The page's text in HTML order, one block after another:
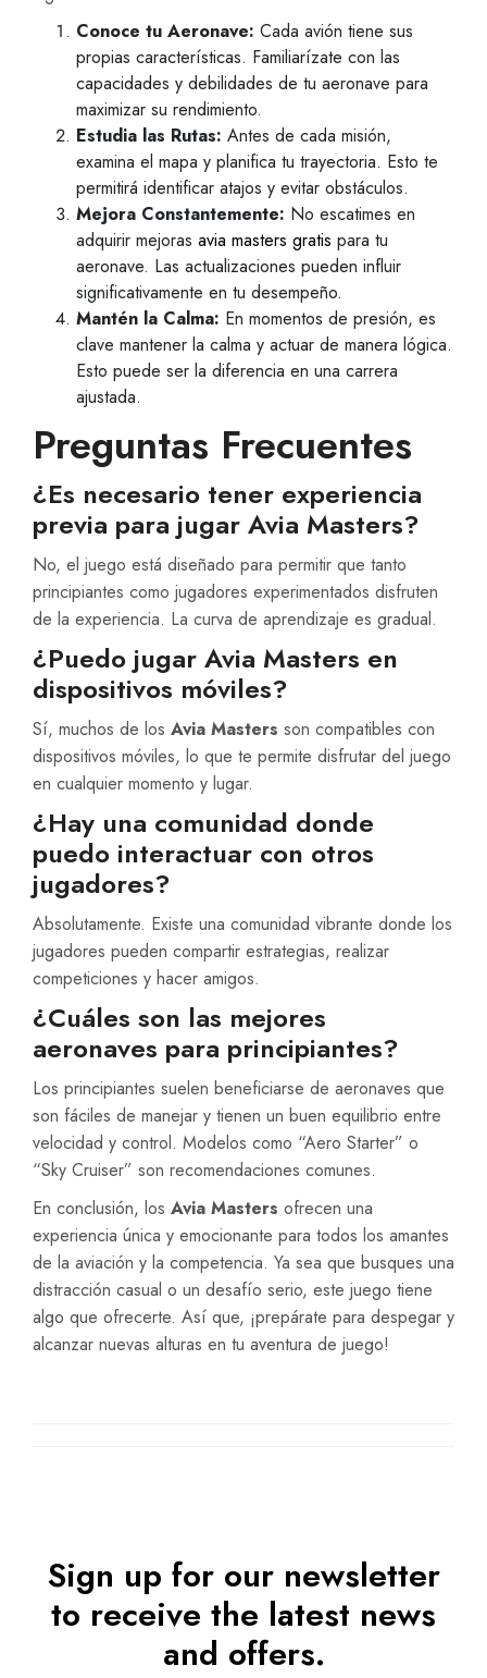
Conoce tu Aeronave: Cada avión tiene sus
propias características. Familiarízate con las
capacidades y debilidades de tu aeronave para
maximizar su rendimiento.
Estudia las Rutas: Antes de cada misión,
examina el mapa y planifica tu trayectoria. Esto te
permitirá identificar atajos y evitar obstáculos.
Mejora Constantemente: No escatimes en
adquirir mejoras avia masters gratis para tu
aeronave. Las actualizaciones pueden influir
significativamente en tu desempeño.
Mantén la Calma: En momentos de presión, es
clave mantener la calma y actuar de manera lógica.
Esto puede ser la diferencia en una carrera
ajustada.
Preguntas Frecuentes
¿Es necesario tener experiencia
previa para jugar Avia Masters?
No, el juego está diseñado para permitir que tanto
principiantes como jugadores experimentados disfruten
de la experiencia. La curva de aprendizaje es gradual.
¿Puedo jugar Avia Masters en
dispositivos móviles?
Sí, muchos de los Avia Masters son compatibles con
dispositivos móviles, lo que te permite disfrutar del juego
en cualquier momento y lugar.
¿Hay una comunidad donde
puedo interactuar con otros
jugadores?
Absolutamente. Existe una comunidad vibrante donde los
jugadores pueden compartir estrategias, realizar
competiciones y hacer amigos.
¿Cuáles son las mejores
aeronaves para principiantes?
Los principiantes suelen beneficiarse de aeronaves que
son fáciles de manejar y tienen un buen equilibrio entre
velocidad y control. Modelos como “Aero Starter” o
“Sky Cruiser” son recomendaciones comunes.
En conclusión, los Avia Masters ofrecen una
experiencia única y emocionante para todos los amantes
de la aviación y la competencia. Ya sea que busques una
distracción casual o un desafío serio, este juego tiene
algo que ofrecerte. Así que, ¡prepárate para despegar y
alcanzar nuevas alturas en tu aventura de juego!
Sign up for our newsletter
to receive the latest news
and offers.